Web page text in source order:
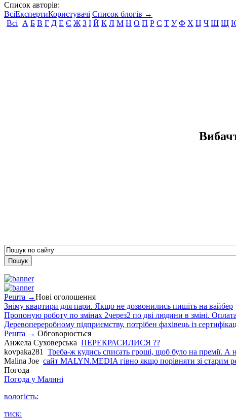
Список авторів:
ВсіЕкспертиКористувачі Список блогів →
Всі
А Б В Г Д Е Є Ж З І Й К Л М Н О П Р С Т У Ф Х Ц Ч Ш Щ
Решта →Нові оголошення
Зніму квартири для пари. Якщо не дозвонились пишіть на вайбер
Пропоную роботу по змінах 2через2 по дві людини в зміні. Оплата
Деревопереробному підприємству, потрібен фахівець із
Решта → Обговорюється
Анжела Суховерська ПЕРЕКРАСИЛИСЯ ??
kovpaka281
Треба-ж кудись списать гроші, щоб було на премії. А
Malina Joe сайт MALYN.MEDIA гiвно якщо порiвняти зi старим
Погода
Погода у Малині
вологість:
тиск: